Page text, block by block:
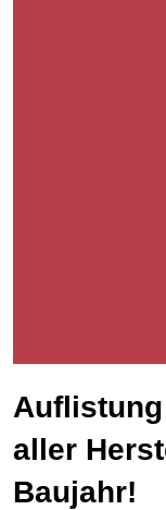
aller
Baujahr!